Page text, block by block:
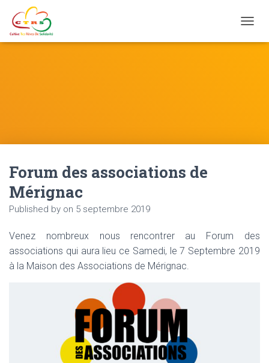
Forum des associations de
Mérignac
Published by on 5 septembre 2019
Venez nombreux nous rencontrer au Forum des
associations qui aura lieu ce Samedi, le 7 Septembre 2019
à la Maison des Associations de Mérignac.